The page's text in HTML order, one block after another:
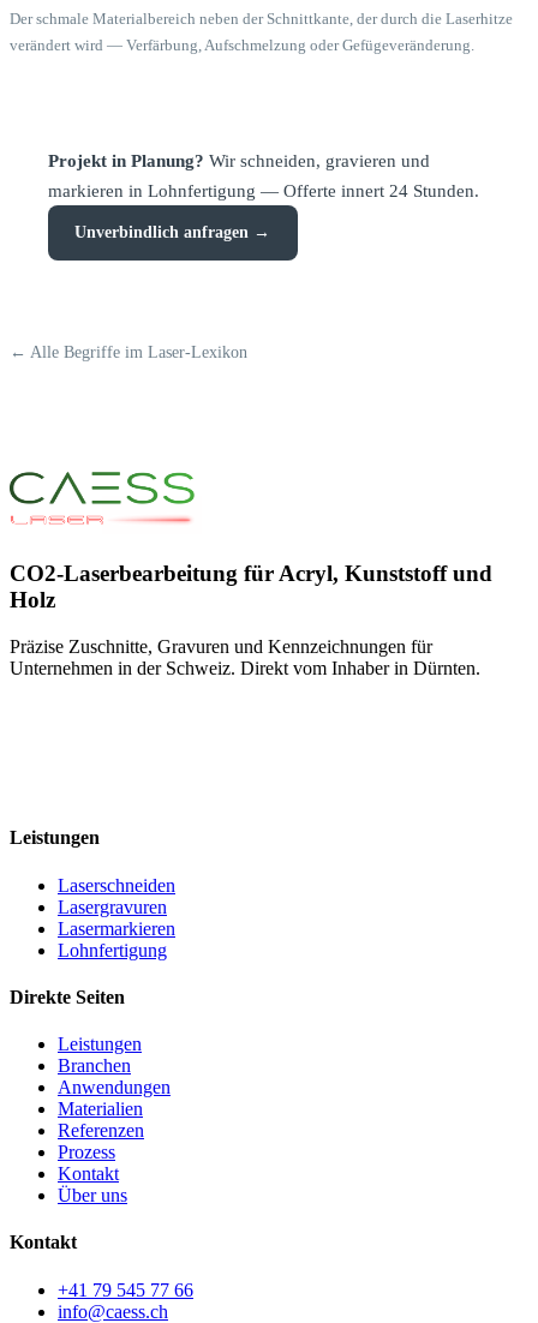
Der schmale Materialbereich neben der Schnittkante, der durch die Laserhitze
verändert wird — Verfärbung, Aufschmelzung oder Gefügeveränderung.
Projekt in Planung? Wir schneiden, gravieren und
markieren in Lohnfertigung — Offerte innert 24 Stunden.
Unverbindlich anfragen →
← Alle Begriffe im Laser-Lexikon
CO2-Laserbearbeitung für Acryl, Kunststoff und
Holz
Präzise Zuschnitte, Gravuren und Kennzeichnungen für
Unternehmen in der Schweiz. Direkt vom Inhaber in Dürnten.
Leistungen
Laserschneiden
Lasergravuren
Lasermarkieren
Lohnfertigung
Direkte Seiten
Leistungen
Branchen
Anwendungen
Materialien
Referenzen
Prozess
Kontakt
Über uns
Kontakt
+41 79 545 77 66
info@caess.ch